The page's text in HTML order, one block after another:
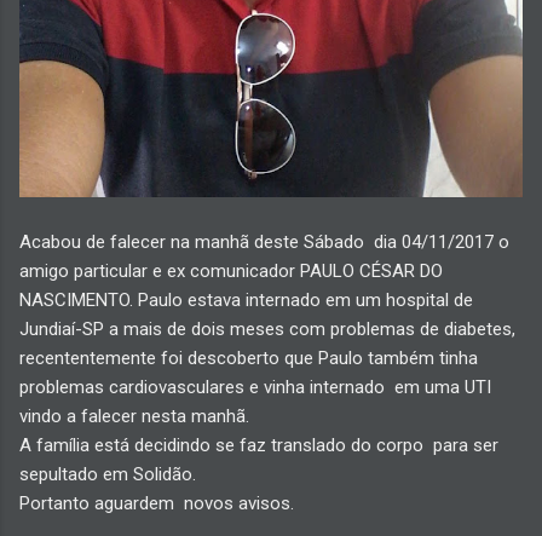
Acabou de falecer na manhã deste Sábado dia 04/11/2017 o
amigo particular e ex comunicador PAULO CÉSAR DO
NASCIMENTO. Paulo estava internado em um hospital de
Jundiaí-SP a mais de dois meses com problemas de diabetes,
recententemente foi descoberto que Paulo também tinha
problemas cardiovasculares e vinha internado em uma UTI
vindo a falecer nesta manhã.
A família está decidindo se faz translado do corpo para ser
sepultado em Solidão.
Portanto aguardem novos avisos.